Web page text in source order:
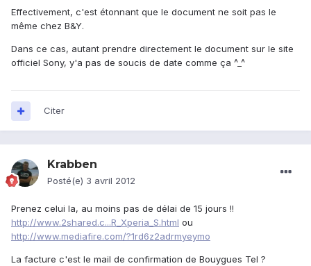
Effectivement, c'est étonnant que le document ne soit pas le
même chez B&Y.
Dans ce cas, autant prendre directement le document sur le site
officiel Sony, y'a pas de soucis de date comme ça ^_^
Citer
Krabben
Posté(e) 3 avril 2012
Prenez celui la, au moins pas de délai de 15 jours !!
http://www.2shared.c...R_Xperia_S.html ou
http://www.mediafire.com/?1rd6z2adrmyeymo
La facture c'est le mail de confirmation de Bouygues Tel ?